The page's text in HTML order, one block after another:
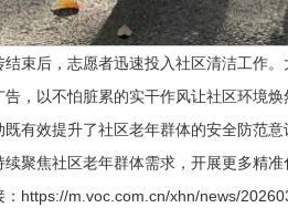
结束后，志愿者迅速投入社区清洁工作
，以不怕脏累的实干作风让社区环境焕
既有效提升了社区老年群体的安全防范
聚焦社区老年群体需求，开展更多精
：https://m.voc.com.cn/xhn/news/